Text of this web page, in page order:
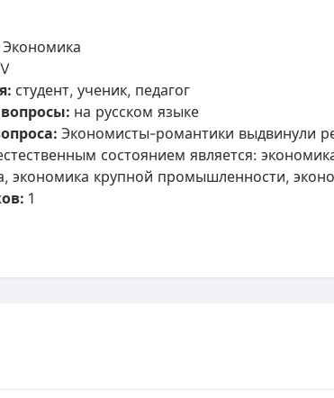
Экономика
V
студент, ученик, педагог
на русском языке
Экономисты-романтики выдвинули
состоянием является:
экономика крупной промышленности,
1